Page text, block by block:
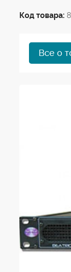
Код товара:
Все о